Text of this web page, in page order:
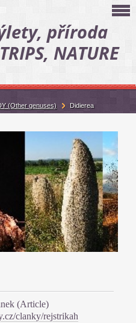
příroda
NATURE
(Article)
clanky/rejstrikah
(Other genuses) Didierea